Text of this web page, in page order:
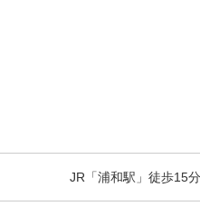
JR「浦和駅」徒歩15分